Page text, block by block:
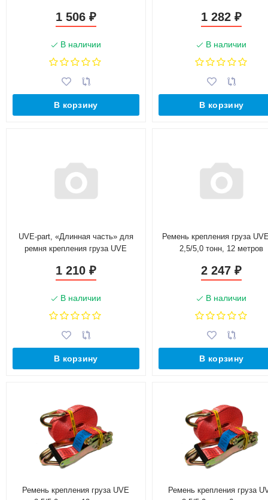
1 506 ₽
В наличии
В корзину
1 282₽
В наличии
В корзину
UVE-part, «Длинная часть» для
ремня крепления груза UVE
1 210 ₽
В наличии
В корзину
Ремень крепления груза
2,5/5,0 тонн, 12 метров
2 247₽
В наличии
В корзину
Ремень крепления груза UVE
Ремень крепления груза